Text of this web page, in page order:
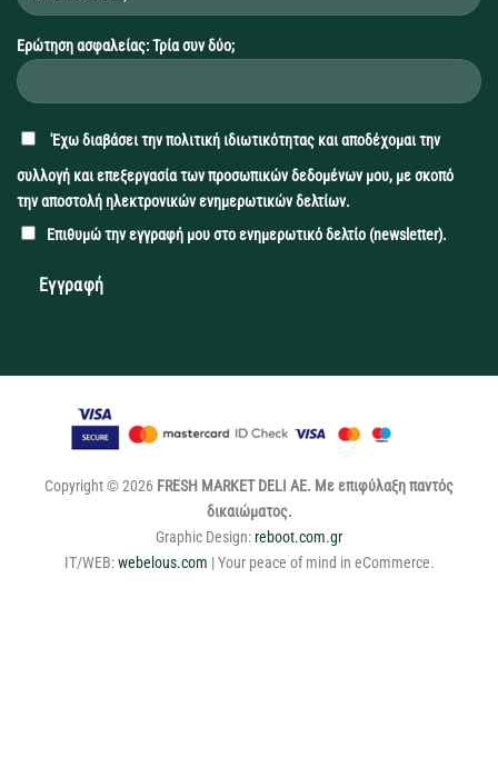
Ερώτηση ασφαλείας: Τρία συν δύο;
'Εχω διαβάσει τηνπολιτική ιδιωτικότητας και αποδέχομαι την
συλλογή και επεξεργασία των προσωπικών δεδομένων μου, με σκοπό
την αποστολή ηλεκτρονικών ενημερωτικών δελτίων.
Επιθυμώ την εγγραφή μου στο ενημερωτικό δελτίο (newsletter).
Copyright © 2026 FRESH MARKET DELI ΑΕ. Με επιφύλαξη παντός
δικαιώματος.
Graphic Design: reboot.com.gr
IT/WEB:webelous.com | Your peace of mind in eCommerce.